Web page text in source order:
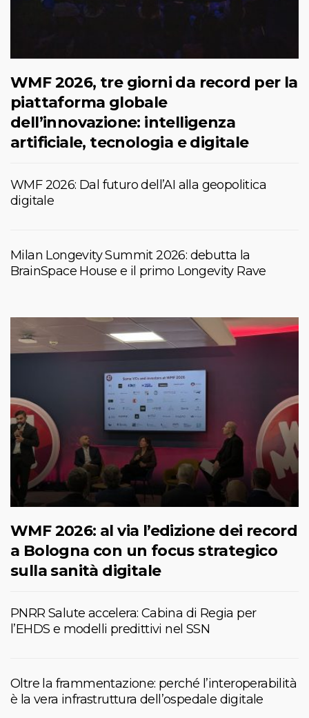
WMF 2026, tre giorni da record per la
piattaforma globale
dell’innovazione: intelligenza
artificiale, tecnologia e digitale
WMF 2026: Dal futuro dell’AI alla geopolitica
digitale
Milan Longevity Summit 2026: debutta la
BrainSpace House e il primo Longevity Rave
WMF 2026: al via l’edizione dei record
a Bologna con un focus strategico
sulla sanità digitale
PNRR Salute accelera: Cabina di Regia per
l’EHDS e modelli predittivi nel SSN
Oltre la frammentazione: perché l’interoperabilità
è la vera infrastruttura dell’ospedale digitale